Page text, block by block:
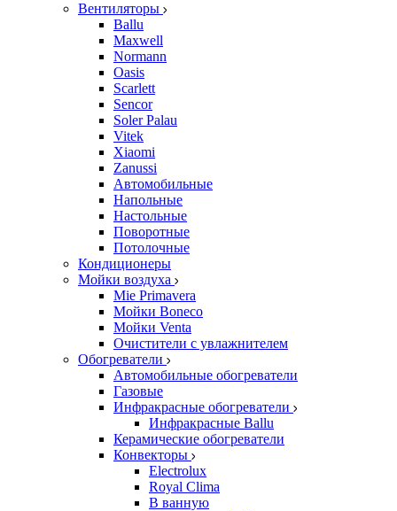
Вентиляторы
Ballu
Maxwell
Normann
Oasis
Scarlett
Sencor
Soler Palau
Vitek
Xiaomi
Zanussi
Автомобильные
Напольные
Настольные
Поворотные
Потолочные
Кондиционеры
Мойки воздуха
Mie Primavera
Мойки Boneco
Мойки Venta
Очистители с увлажнителем
Обогреватели
Автомобильные обогреватели
Газовые
Инфракрасные обогреватели
Инфракрасные Ballu
Керамические обогреватели
Конвекторы
Electrolux
Royal Clima
В ванную